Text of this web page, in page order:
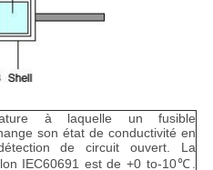
à laquelle un fusible
son état de conductivité en
de circuit ouvert. La
IEC60691 est de +0 to-10℃.